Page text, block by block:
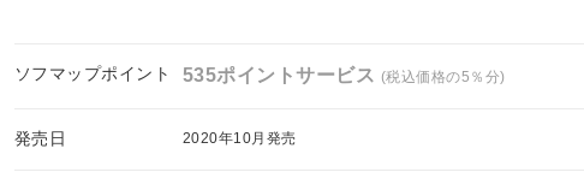
ソフマップポイント 535ポイントサービス (税込価格の5％分)
発売日 2020年10月発売